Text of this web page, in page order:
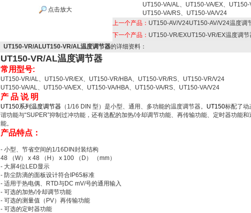
点击放大
UT150-VA/AL、UT150-VA/EX、UT150-
UT150-VA/RS、UT150-VA/V24
上一个产品： UT150-AV/V24UT150-AV/V24温度调
下一个产品： UT150-VR/EXUT150-VR/EX温度调节
UT150-VR/ALUT150-VR/AL温度调节器的详细资料：
UT150-VR/AL温度调节器
常用型号:
UT150-VR/AL、UT150-VR/EX、UT150-VR/HBA、UT150-VR/RS、UT150-VR/V24
UT150-VA/AL、UT150-VA/EX、UT150-VA/HBA、UT150-VA/RS、UT150-VA/V24
产 品 说 明
UT150系列温度调节器 （1/16 DIN 型）是小型、通用、多功能的温度调节器。 UT150标配了动
谐功能与“SUPER”抑制过冲功能，还有选配的加热/冷却调节功能、再传输功能、定时器功能和
能。
产品特点：
- 小型、节省空间的1/16DIN封装结构
48 （W） x 48 （H） x 100 （D） （mm）
- 大屏4位LED显示
- 防尘防滴的面板设计符合IP65标准
- 适用于热电偶、RTD与DC mV/号的通用输入
- 可选的加热/冷却调节功能
- 可选的测量值（PV）再传输功能
- 可选的定时器功能